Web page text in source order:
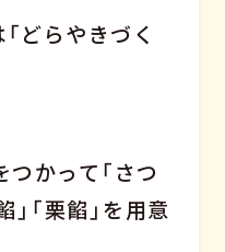
どらやきづく
かって「さつ
「栗餡」を用意